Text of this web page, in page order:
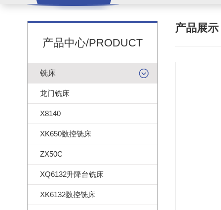
产品中心/PRODUCT
铣床
龙门铣床
X8140
XK650数控铣床
ZX50C
XQ6132升降台铣床
XK6132数控铣床
产品展示